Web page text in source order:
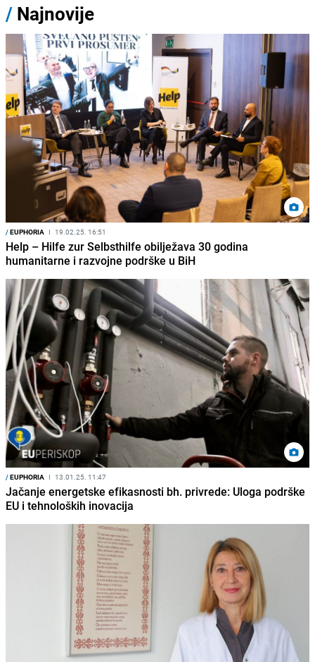
/ Najnovije
/EUPHORIA I 19.02.25. 16:51
Help – Hilfe zur Selbsthilfe obilježava 30 godina
humanitarne i razvojne podrške u BiH
/EUPHORIA I 13.01.25. 11:47
Jačanje energetske efikasnosti bh. privrede: Uloga podrške
EU i tehnoloških inovacija